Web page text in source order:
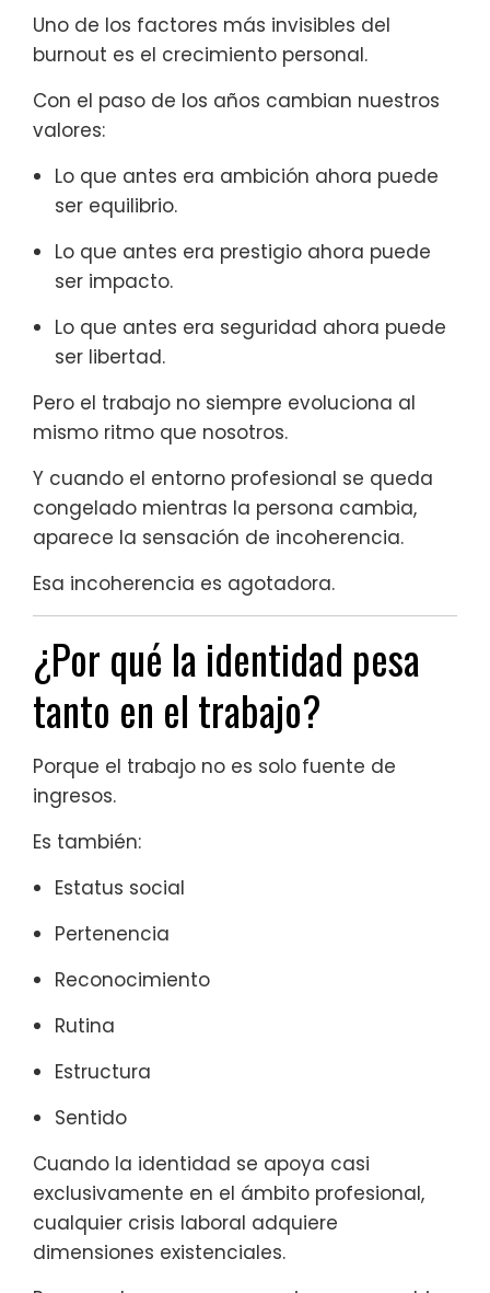
Uno de los factores más invisibles del
burnout es el crecimiento personal.
Con el paso de los años cambian nuestros
valores:
Lo que antes era ambición ahora puede
ser equilibrio.
Lo que antes era prestigio ahora puede
ser impacto.
Lo que antes era seguridad ahora puede
ser libertad.
Pero el trabajo no siempre evoluciona al
mismo ritmo que nosotros.
Y cuando el entorno profesional se queda
congelado mientras la persona cambia,
aparece la sensación de incoherencia.
Esa incoherencia es agotadora.
¿Por qué la identidad pesa
tanto en el trabajo?
Porque el trabajo no es solo fuente de
ingresos.
Es también:
Estatus social
Pertenencia
Reconocimiento
Rutina
Estructura
Sentido
Cuando la identidad se apoya casi
exclusivamente en el ámbito profesional,
cualquier crisis laboral adquiere
dimensiones existenciales.